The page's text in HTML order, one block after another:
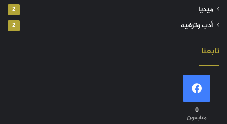
ميديا 2
أدب وترفيه 2
تابعنا
0
متابعون